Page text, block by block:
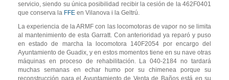
servicio, siendo su única posibilidad recibir la cesión de la 462F0401
que conserva la FFE en Vilanova i la Geltrú.
La experiencia de la ARMF con las locomotoras de vapor no se limita
al mantenimiento de esta Garratt. Con anterioridad ya reparó y puso
en estado de marcha la locomotora 140F2054 por encargo del
Ayuntamiento de Guadix, y en estos momentos tiene en su nave otras
máquinas en proceso de rehabilitación. La 040-2184 no tardará
muchas semanas en echar humo por su chimenea porque su